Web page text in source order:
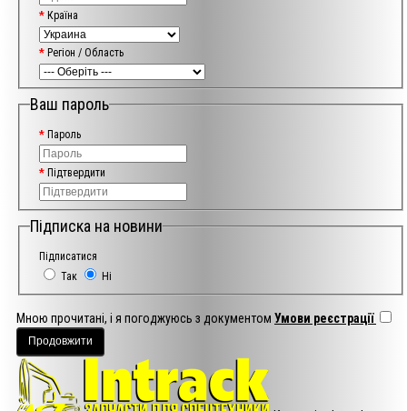
Країна
Регіон / Область
Ваш пароль
Пароль
Підтвердити
Підписка на новини
Підписатися
Так
Ні
Мною прочитані, і я погоджуюсь з документом Умови реєстрації